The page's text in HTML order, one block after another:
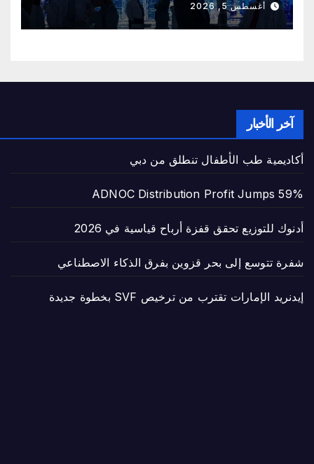
أغسطس 5, 2026
آخر الأخبار
أكاديمية طب الأطفال تنطلق من دبي
ADNOC Distribution Profit Jumps 59%
أدنوك للتوزيع تحقق قفزة أرباح قياسية في 2026
شفرة تتوسع إلى بحر قزوين بفرق الذكاء الاصطناعي
إيدنريد الإمارات تقترب من ترخيص SVF بخطوة جديدة